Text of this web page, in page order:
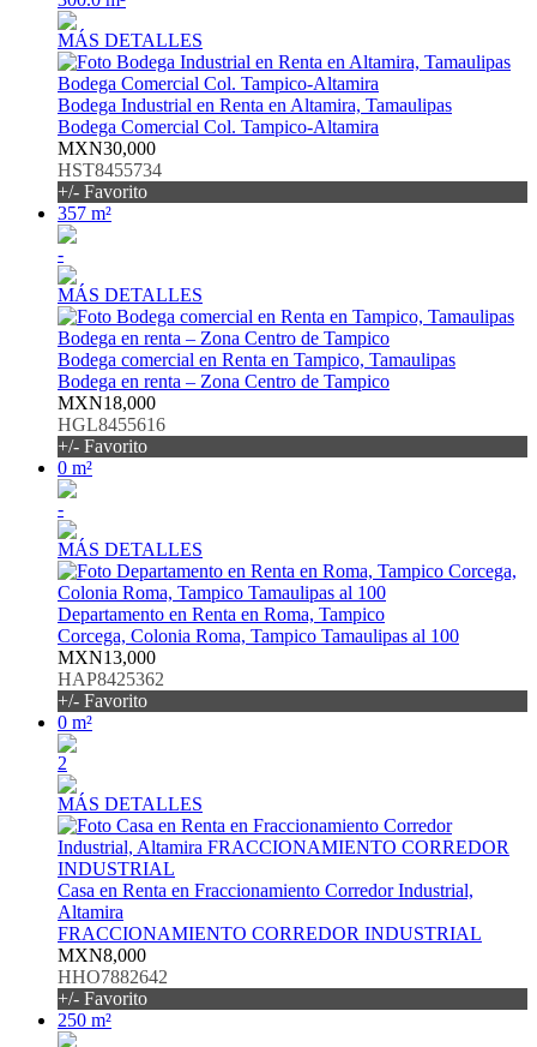
MÁS DETALLES
Bodega Industrial en Renta en Altamira, Tamaulipas
Bodega Comercial Col. Tampico-Altamira
MXN30,000
HST8455734
+/- Favorito
357 m²
-
MÁS DETALLES
Bodega comercial en Renta en Tampico, Tamaulipas
Bodega en renta – Zona Centro de Tampico
MXN18,000
HGL8455616
+/- Favorito
0 m²
-
MÁS DETALLES
Departamento en Renta en Roma, Tampico
Corcega, Colonia Roma, Tampico Tamaulipas al 100
MXN13,000
HAP8425362
+/- Favorito
0 m²
2
MÁS DETALLES
Casa en Renta en Fraccionamiento Corredor Industrial,
Altamira
FRACCIONAMIENTO CORREDOR INDUSTRIAL
MXN8,000
HHO7882642
+/- Favorito
250 m²